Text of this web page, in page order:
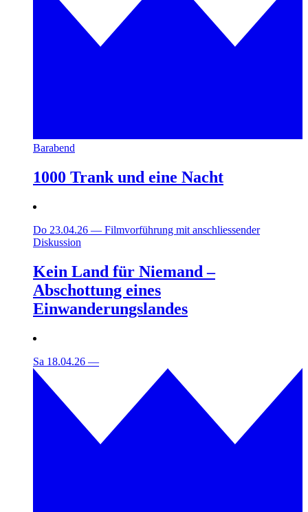
Barabend
1000 Trank und eine Nacht
Do 23.04.26 — Filmvorführung mit anschliessender
Diskussion
Kein Land für Niemand –
Abschottung eines
Einwanderungslandes
Sa 18.04.26 —